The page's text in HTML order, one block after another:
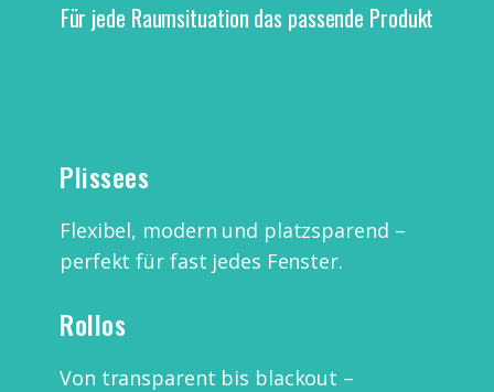
Für jede Raumsituation das passende Produkt
Plissees
Flexibel, modern und platzsparend –
perfekt für fast jedes Fenster.
Rollos
Von transparent bis blackout –